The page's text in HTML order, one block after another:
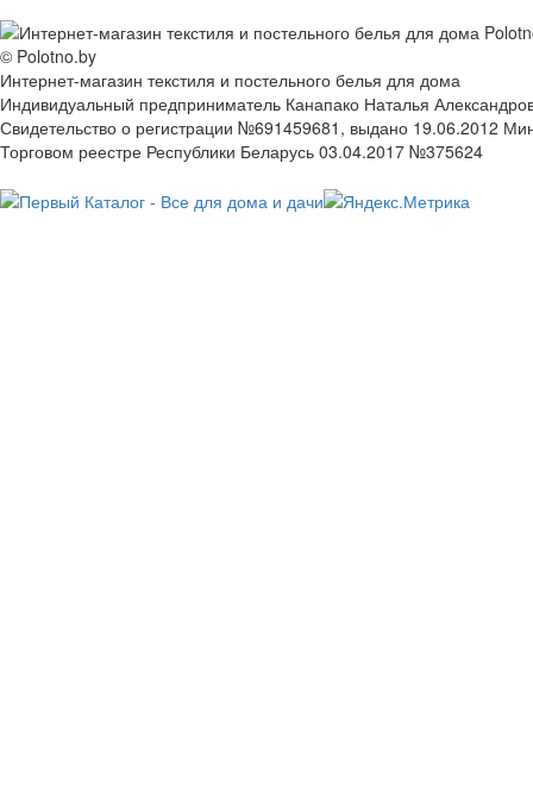
© Polotno.by
Интернет-магазин текстиля и постельного белья для дома
Индивидуальный предприниматель Канапако Наталья
Свидетельство о регистрации №691459681, выдано 19.06.2012
Торговом реестре Республики Беларусь 03.04.2017 №375624